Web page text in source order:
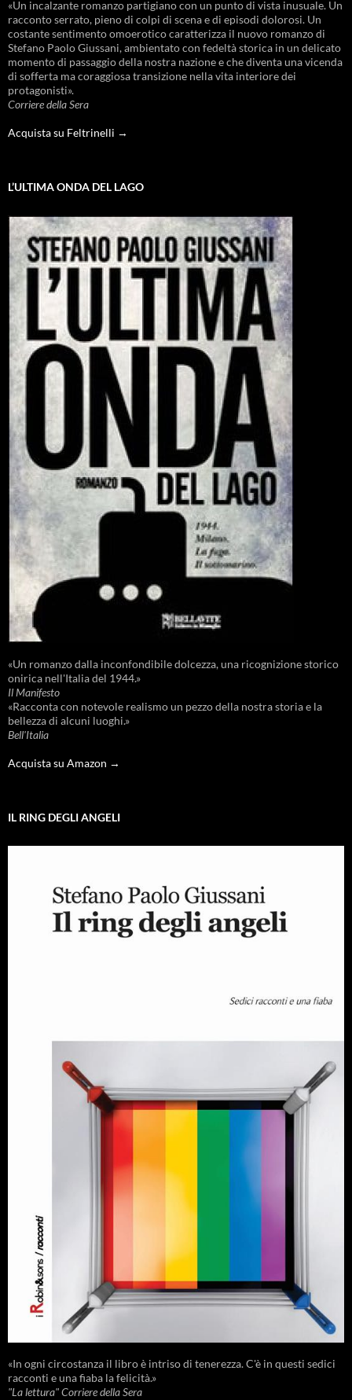
«Un incalzante romanzo partigiano con un punto di vista inusuale. Un
racconto serrato, pieno di colpi di scena e di episodi dolorosi. Un
costante sentimento omoerotico caratterizza il nuovo romanzo di
Stefano Paolo Giussani, ambientato con fedeltà storica in un delicato
momento di passaggio della nostra nazione e che diventa una vicenda
di sofferta ma coraggiosa transizione nella vita interiore dei
protagonisti».
Corriere della Sera
Acquista su Feltrinelli →
L’ULTIMA ONDA DEL LAGO
«Un romanzo dalla inconfondibile dolcezza, una ricognizione storico
onirica nell'Italia del 1944.»
Il Manifesto
«Racconta con notevole realismo un pezzo della nostra storia e la
bellezza di alcuni luoghi.»
Bell'Italia
Acquista su Amazon →
IL RING DEGLI ANGELI
«In ogni circostanza il libro è intriso di tenerezza. C'è in questi sedici
racconti e una fiaba la felicità.»
"La lettura" Corriere della Sera